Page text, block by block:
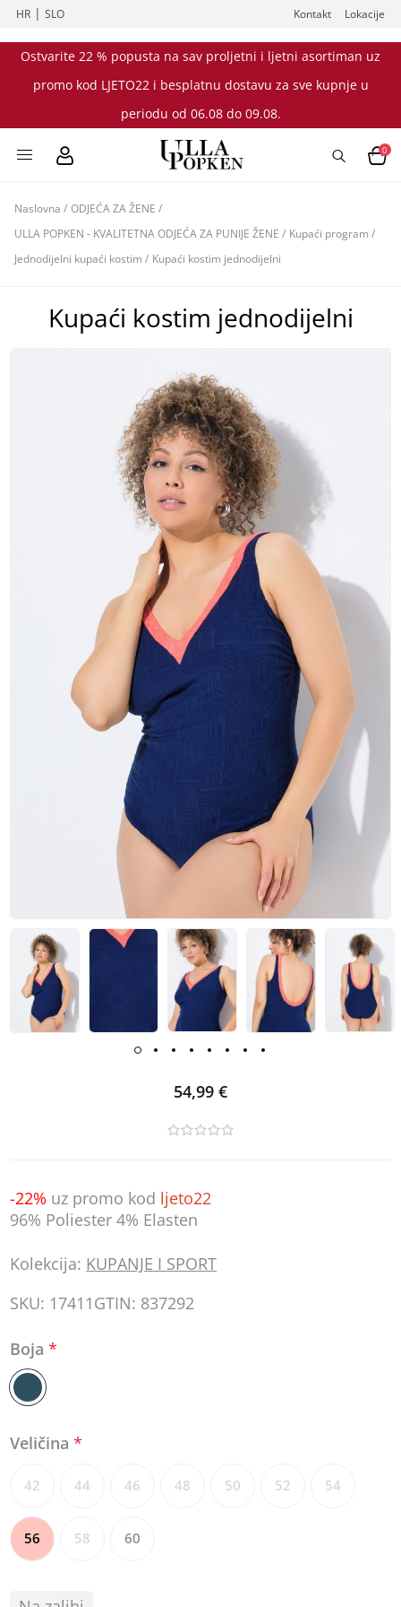
HR |SLO Kontakt Lokacije
Ostvarite 22 % popusta na sav proljetni i ljetni asortiman uz
promo kod LJETO22 i besplatnu dostavu za sve kupnje u
periodu od 06.08 do 09.08.
0
Naslovna / ODJEĆA ZA ŽENE /
ULLA POPKEN - KVALITETNA ODJEĆA ZA PUNIJE ŽENE / Kupaći program /
Jednodijelni kupaći kostim / Kupaći kostim jednodijelni
Kupaći kostim jednodijelni
54,99 €
-22% uz promo kod ljeto22
96% Poliester 4% Elasten
Kolekcija: KUPANJE I SPORT
SKU: 17411GTIN: 837292
Boja*
Veličina*
42 44 46 48 50 52 54
56 58 60